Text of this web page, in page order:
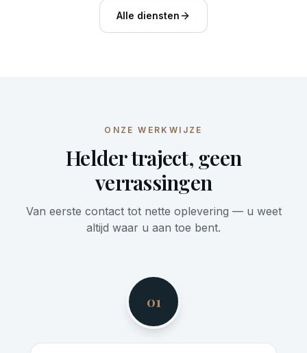
Alle diensten
ONZE WERKWIJZE
Helder traject, geen
verrassingen
Van eerste contact tot nette oplevering — u weet
altijd waar u aan toe bent.
01